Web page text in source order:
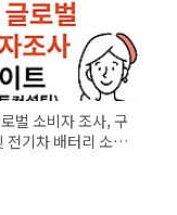
벌 소비자 조사, 구
전기차 배터리 소비